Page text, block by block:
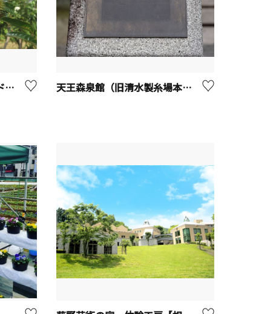
【相模原市】藤野園芸ランド（収穫体験） 天王森泉館（旧清水製糸場本館）